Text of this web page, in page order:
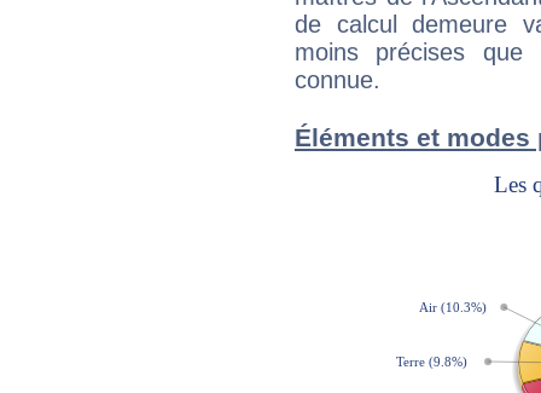
de calcul demeure
moins précises que
connue.
Éléments et